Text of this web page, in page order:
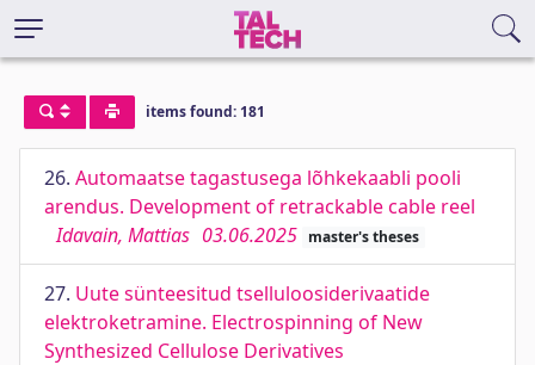
items found: 181
26. Automaatse tagastusega lõhkekaabli pooli
arendus. Development of retrackable cable reel
Idavain, Mattias 03.06.2025 master's theses
27. Uute sünteesitud tselluloosiderivaatide
elektroketramine. Electrospinning of New
Synthesized Cellulose Derivatives